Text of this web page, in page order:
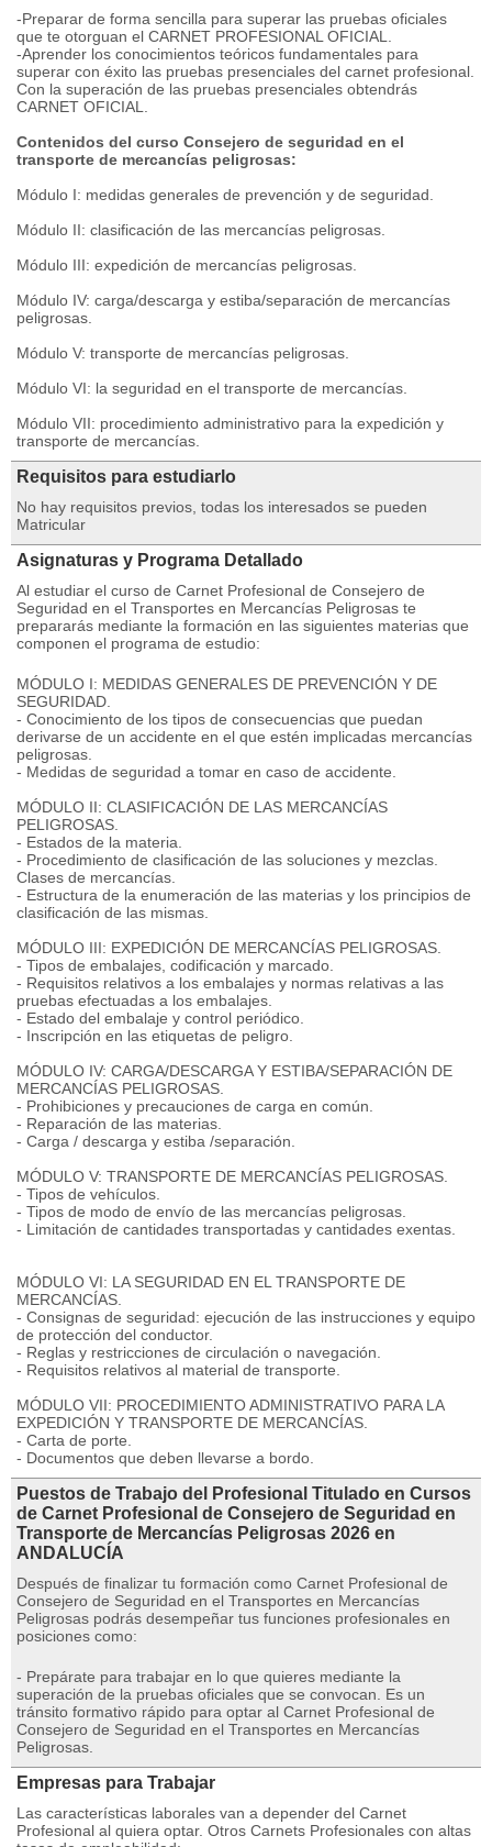
-Preparar de forma sencilla para superar las pruebas oficiales
que te otorguan el CARNET PROFESIONAL OFICIAL.
-Aprender los conocimientos teóricos fundamentales para
superar con éxito las pruebas presenciales del carnet profesional.
Con la superación de las pruebas presenciales obtendrás
CARNET OFICIAL.
Contenidos del curso Consejero de seguridad en el
transporte de mercancías peligrosas:
Módulo I: medidas generales de prevención y de seguridad.
Módulo II: clasificación de las mercancías peligrosas.
Módulo III: expedición de mercancías peligrosas.
Módulo IV: carga/descarga y estiba/separación de mercancías
peligrosas.
Módulo V: transporte de mercancías peligrosas.
Módulo VI: la seguridad en el transporte de mercancías.
Módulo VII: procedimiento administrativo para la expedición y
transporte de mercancías.
Requisitos para estudiarlo
No hay requisitos previos, todas los interesados se pueden
Matricular
Asignaturas y Programa Detallado
Al estudiar el curso de Carnet Profesional de Consejero de
Seguridad en el Transportes en Mercancías Peligrosas te
prepararás mediante la formación en las siguientes materias que
componen el programa de estudio:
MÓDULO I: MEDIDAS GENERALES DE PREVENCIÓN Y DE
SEGURIDAD.
- Conocimiento de los tipos de consecuencias que puedan
derivarse de un accidente en el que estén implicadas mercancías
peligrosas.
- Medidas de seguridad a tomar en caso de accidente.
MÓDULO II: CLASIFICACIÓN DE LAS MERCANCÍAS
PELIGROSAS.
- Estados de la materia.
- Procedimiento de clasificación de las soluciones y mezclas.
Clases de mercancías.
- Estructura de la enumeración de las materias y los principios de
clasificación de las mismas.
MÓDULO III: EXPEDICIÓN DE MERCANCÍAS PELIGROSAS.
- Tipos de embalajes, codificación y marcado.
- Requisitos relativos a los embalajes y normas relativas a las
pruebas efectuadas a los embalajes.
- Estado del embalaje y control periódico.
- Inscripción en las etiquetas de peligro.
MÓDULO IV: CARGA/DESCARGA Y ESTIBA/SEPARACIÓN DE
MERCANCÍAS PELIGROSAS.
- Prohibiciones y precauciones de carga en común.
- Reparación de las materias.
- Carga / descarga y estiba /separación.
MÓDULO V: TRANSPORTE DE MERCANCÍAS PELIGROSAS.
- Tipos de vehículos.
- Tipos de modo de envío de las mercancías peligrosas.
- Limitación de cantidades transportadas y cantidades exentas.
MÓDULO VI: LA SEGURIDAD EN EL TRANSPORTE DE
MERCANCÍAS.
- Consignas de seguridad: ejecución de las instrucciones y equipo
de protección del conductor.
- Reglas y restricciones de circulación o navegación.
- Requisitos relativos al material de transporte.
MÓDULO VII: PROCEDIMIENTO ADMINISTRATIVO PARA LA
EXPEDICIÓN Y TRANSPORTE DE MERCANCÍAS.
- Carta de porte.
- Documentos que deben llevarse a bordo.
Puestos de Trabajo del Profesional Titulado en Cursos
de Carnet Profesional de Consejero de Seguridad en
Transporte de Mercancías Peligrosas 2026 en
ANDALUCÍA
Después de finalizar tu formación como Carnet Profesional de
Consejero de Seguridad en el Transportes en Mercancías
Peligrosas podrás desempeñar tus funciones profesionales en
posiciones como:
- Prepárate para trabajar en lo que quieres mediante la
superación de la pruebas oficiales que se convocan. Es un
tránsito formativo rápido para optar al Carnet Profesional de
Consejero de Seguridad en el Transportes en Mercancías
Peligrosas.
Empresas para Trabajar
Las características laborales van a depender del Carnet
Profesional al quiera optar. Otros Carnets Profesionales con altas